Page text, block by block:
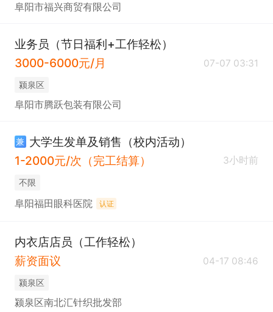
阜阳市福兴商贸有限公司
业务员（节日福利+工作轻松）
3000-6000元/月
07-07 03:31
颍泉区
阜阳市腾跃包装有限公司
兼 大学生发单及销售（校内活动）
1-2000元/次（完工结算）
3小时前
不限
阜阳福田眼科医院 认证
内衣店店员（工作轻松）
薪资面议
04-17 08:46
颍泉区
颍泉区南北汇针织批发部